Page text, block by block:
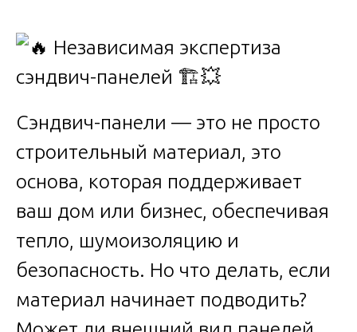
Сэндвич-панели — это не просто
строительный материал, это
основа, которая поддерживает
ваш дом или бизнес, обеспечивая
тепло, шумоизоляцию и
безопасность. Но что делать, если
материал начинает подводить?